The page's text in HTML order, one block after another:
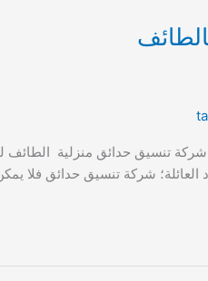
تنسيق حدائق منزلية الطائف
العائلة؛ شركة تنسيق حدائق فلا